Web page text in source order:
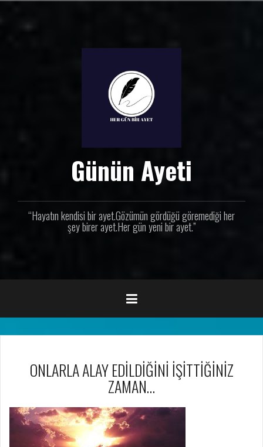
Günün Ayeti
“Hayatın kendisi bir ayet.Gözümün gördüğü göremediği her
şey birer ayet.Her gün yeni bir ayet.”
ONLARLA ALAY EDİLDİĞİNİ İŞİTTİĞİNİZ
ZAMAN…